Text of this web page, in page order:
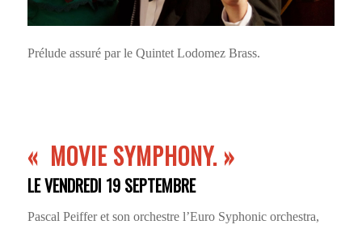
Prélude assuré par le Quintet Lodomez Brass.
« MOVIE SYMPHONY. »
LE VENDREDI 19 SEPTEMBRE
Pascal Peiffer et son orchestre l’Euro Syphonic orchestra,